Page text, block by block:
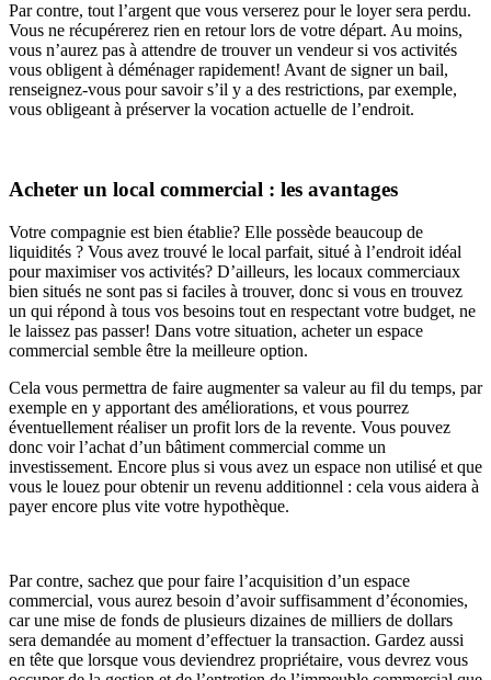
Par contre, tout l’argent que vous verserez pour le loyer sera perdu.
Vous ne récupérerez rien en retour lors de votre départ. Au moins,
vous n’aurez pas à attendre de trouver un vendeur si vos activités
vous obligent à déménager rapidement! Avant de signer un bail,
renseignez-vous pour savoir s’il y a des restrictions, par exemple,
vous obligeant à préserver la vocation actuelle de l’endroit.
Acheter un local commercial : les avantages
Votre compagnie est bien établie? Elle possède beaucoup de
liquidités ? Vous avez trouvé le local parfait, situé à l’endroit idéal
pour maximiser vos activités? D’ailleurs, les locaux commerciaux
bien situés ne sont pas si faciles à trouver, donc si vous en trouvez
un qui répond à tous vos besoins tout en respectant votre budget, ne
le laissez pas passer! Dans votre situation, acheter un espace
commercial semble être la meilleure option.
Cela vous permettra de faire augmenter sa valeur au fil du temps, par
exemple en y apportant des améliorations, et vous pourrez
éventuellement réaliser un profit lors de la revente. Vous pouvez
donc voir l’achat d’un bâtiment commercial comme un
investissement. Encore plus si vous avez un espace non utilisé et que
vous le louez pour obtenir un revenu additionnel : cela vous aidera à
payer encore plus vite votre hypothèque.
Par contre, sachez que pour faire l’acquisition d’un espace
commercial, vous aurez besoin d’avoir suffisamment d’économies,
car une mise de fonds de plusieurs dizaines de milliers de dollars
sera demandée au moment d’effectuer la transaction. Gardez aussi
en tête que lorsque vous deviendrez propriétaire, vous devrez vous